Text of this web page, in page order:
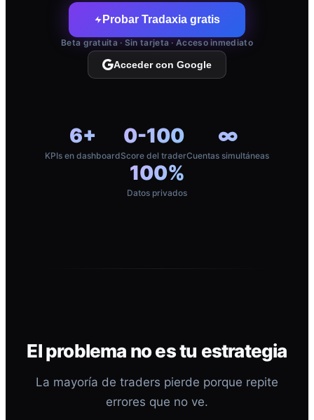
Probar Tradaxia gratis
Beta gratuita · Sin tarjeta · Acceso inmediato
Acceder con Google
6+
KPIs en dashboard
0-100
Score del trader
∞
Cuentas simultáneas
100%
Datos privados
El problema no es tu estrategia
La mayoría de traders pierde porque repite
errores que no ve.